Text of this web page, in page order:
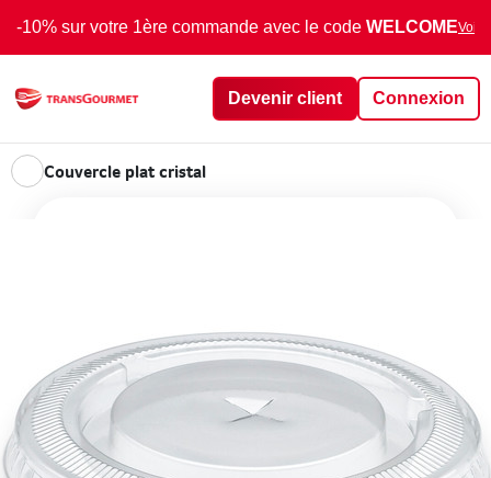
-10% sur votre 1ère commande avec le code WELCOMEVoir
Devenir client Connexion
Couvercle plat cristal